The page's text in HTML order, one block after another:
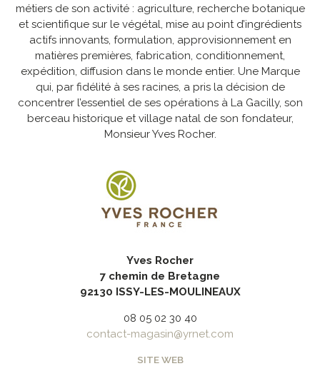
métiers de son activité : agriculture, recherche botanique
et scientifique sur le végétal, mise au point d’ingrédients
actifs innovants, formulation, approvisionnement en
matières premières, fabrication, conditionnement,
expédition, diffusion dans le monde entier. Une Marque
qui, par fidélité à ses racines, a pris la décision de
concentrer l’essentiel de ses opérations à La Gacilly, son
berceau historique et village natal de son fondateur,
Monsieur Yves Rocher.
Yves Rocher
7 chemin de Bretagne
92130 ISSY-LES-MOULINEAUX
08 05 02 30 40
contact-magasin@yrnet.com
SITE WEB